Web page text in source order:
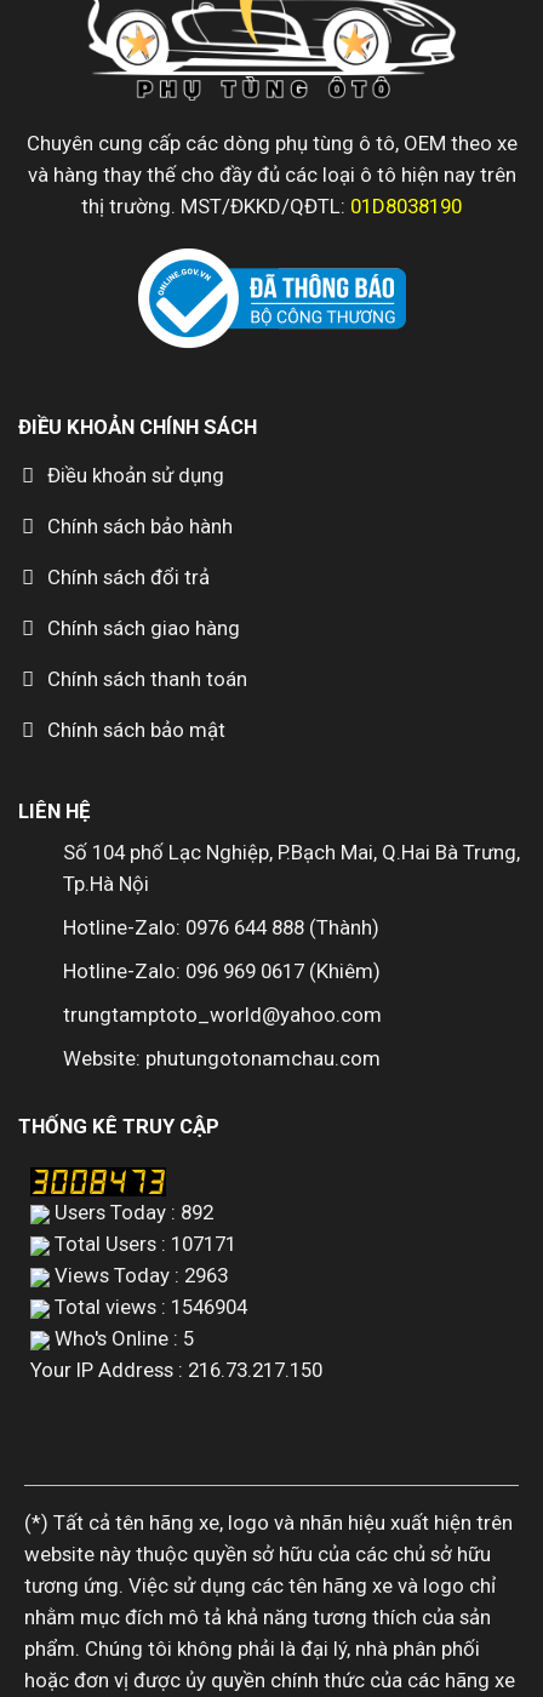
Chuyên cung cấp các dòng phụ tùng ô tô, OEM theo xe
và hàng thay thế cho đầy đủ các loại ô tô hiện nay trên
thị trường. MST/ĐKKD/QĐTL: 01D8038190
ĐIỀU KHOẢN CHÍNH SÁCH
Điều khoản sử dụng
Chính sách bảo hành
Chính sách đổi trả
Chính sách giao hàng
Chính sách thanh toán
Chính sách bảo mật
LIÊN HỆ
Số 104 phố Lạc Nghiệp, P.Bạch Mai, Q.Hai Bà Trưng,
Tp.Hà Nội
Hotline-Zalo: 0976 644 888 (Thành)
Hotline-Zalo: 096 969 0617 (Khiêm)
trungtamptoto_world@yahoo.com
Website: phutungotonamchau.com
THỐNG KÊ TRUY CẬP
Users Today : 892
Total Users : 107171
Views Today : 2963
Total views : 1546904
Who's Online : 5
Your IP Address : 216.73.217.150
(*) Tất cả tên hãng xe, logo và nhãn hiệu xuất hiện trên
website này thuộc quyền sở hữu của các chủ sở hữu
tương ứng. Việc sử dụng các tên hãng xe và logo chỉ
nhằm mục đích mô tả khả năng tương thích của sản
phẩm. Chúng tôi không phải là đại lý, nhà phân phối
hoặc đơn vị được ủy quyền chính thức của các hãng xe